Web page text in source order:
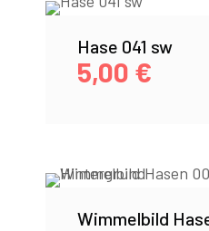
Hase 041 sw
5,00 €
Wimmelbild